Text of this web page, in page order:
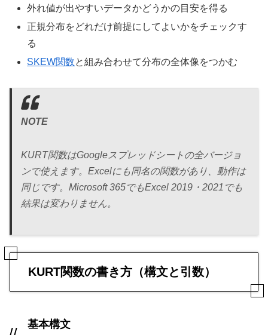
外れ値が出やすいデータかどうかの目安を得る
正規分布をどれだけ前提にしてよいかをチェックす
る
SKEW関数と組み合わせて分布の全体像をつかむ
NOTE
KURT関数はGoogleスプレッドシートの全バージョ
ンで使えます。Excelにも同名の関数があり、動作は
同じです。Microsoft 365でもExcel 2019・2021でも
結果は変わりません。
KURT関数の書き方（構文と引数）
基本構文